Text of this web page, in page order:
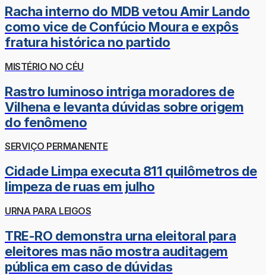
Racha interno do MDB vetou Amir Lando
como vice de Confúcio Moura e expôs
fratura histórica no partido
MISTÉRIO NO CÉU
Rastro luminoso intriga moradores de
Vilhena e levanta dúvidas sobre origem
do fenômeno
SERVIÇO PERMANENTE
Cidade Limpa executa 811 quilômetros de
limpeza de ruas em julho
URNA PARA LEIGOS
TRE-RO demonstra urna eleitoral para
eleitores mas não mostra auditagem
pública em caso de dúvidas